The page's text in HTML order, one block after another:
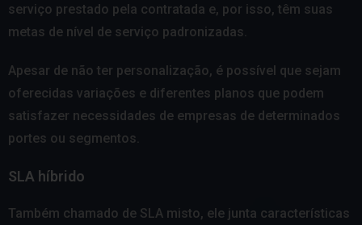
serviço prestado pela contratada e, por isso, têm suas
metas de nível de serviço padronizadas.
Apesar de não ter personalização, é possível que sejam
oferecidas variações e diferentes planos que podem
satisfazer necessidades de empresas de determinados
portes ou segmentos.
SLA híbrido
Também chamado de SLA misto, ele junta características